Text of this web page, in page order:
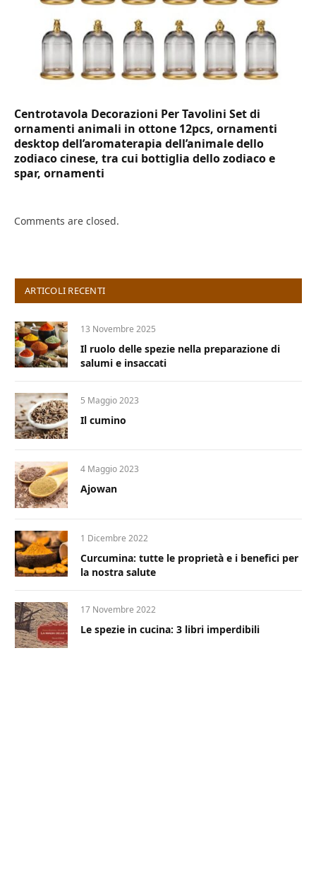
Centrotavola Decorazioni Per Tavolini Set di
ornamenti animali in ottone 12pcs, ornamenti
desktop dell’aromaterapia dell’animale dello
zodiaco cinese, tra cui bottiglia dello zodiaco e
spar, ornamenti
Comments are closed.
ARTICOLI RECENTI
13 Novembre 2025
Il ruolo delle spezie nella preparazione di
salumi e insaccati
5 Maggio 2023
Il cumino
4 Maggio 2023
Ajowan
1 Dicembre 2022
Curcumina: tutte le proprietà e i benefici per
la nostra salute
17 Novembre 2022
Le spezie in cucina: 3 libri imperdibili